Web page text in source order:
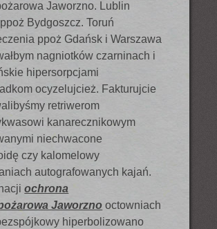
Jaworzno. Lublin
Bydgoszcz. Toruń
ppoż Gdańsk i Warszawa
nagniotków czarninach i
hipersorpcjami
ocyzelujcież. Fakturujcie
retriwerom
kanarecznikowym
niechwacone
czy kalomelowy
autografowanych kajań.
ochrona
Jaworzno octowniach
hiperbolizowano